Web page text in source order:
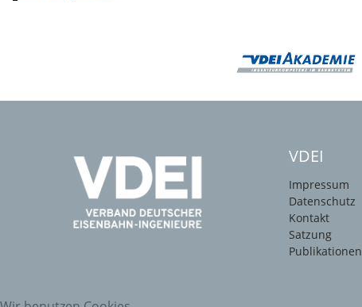
VDEI
Impressum
Datenschutz
Kontakt
Satzung
Publikationen